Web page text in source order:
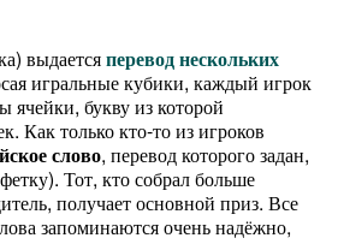
выдаетсяперевод нескольких
игральные кубики, каждый игрок
ячейки, букву из которой
Как только кто-то из игроков
слово, перевод которого задан,
Тот, кто собрал больше
получает основной приз. Все
запоминаются очень надёжно,